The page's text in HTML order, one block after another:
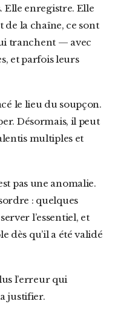
de la chaîne, ce sont
tranchent — avec
et parfois leurs
Désormais, il peut
multiples et
: quelques
l’essentiel, et
dès qu’il a été validé
justifier.